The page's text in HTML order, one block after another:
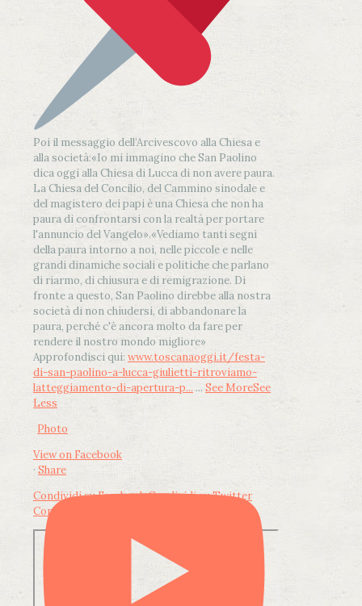
Poi il messaggio dell’Arcivescovo alla Chiesa e
alla società:«Io mi immagino che San Paolino
dica oggi alla Chiesa di Lucca di non avere paura.
La Chiesa del Concilio, del Cammino sinodale e
del magistero dei papi è una Chiesa che non ha
paura di confrontarsi con la realtà per portare
l'annuncio del Vangelo».«Vediamo tanti segni
della paura intorno a noi, nelle piccole e nelle
grandi dinamiche sociali e politiche che parlano
di riarmo, di chiusura e di remigrazione. Di
fronte a questo, San Paolino direbbe alla nostra
società di non chiudersi, di abbandonare la
paura, perché c'è ancora molto da fare per
rendere il nostro mondo migliore»
Approfondisci qui: www.toscanaoggi.it/festa-
di-san-paolino-a-lucca-giulietti-ritroviamo-
latteggiamento-di-apertura-p... ... See MoreSee
Less
Photo
View on Facebook
· Share
Condividi su FacebookCondividi su Twitter
Condividi su LinkedIn